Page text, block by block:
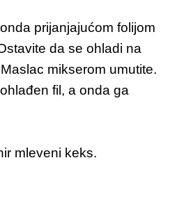
prijanjajućom folijom
da se ohladi na
mikserom umutite.
fil, a onda ga
mleveni keks.